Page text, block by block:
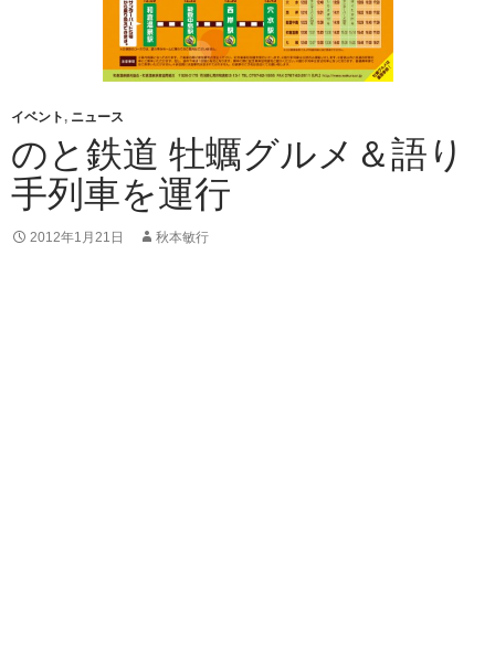
イベント , ニュース
のと鉄道 牡蠣グルメ＆語り
手列車を運行
2012年1月21日 秋本敏行